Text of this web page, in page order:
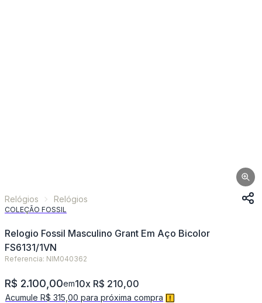
Relógios Relógios
COLEÇÃO FOSSIL
Relogio Fossil Masculino Grant Em Aço Bicolor
FS6131/1VN
Referencia: NIM040362
R$ 2.100,00em10x R$ 210,00
Acumule R$ 315,00 para próxima compra